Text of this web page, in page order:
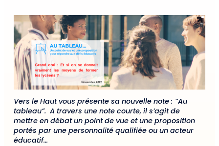
Vers le Haut vous présente sa nouvelle note : “Au
tableau”. A travers une note courte, il s’agit de
mettre en débat un point de vue et une proposition
portés par une personnalité qualifiée ou un acteur
éducatif…